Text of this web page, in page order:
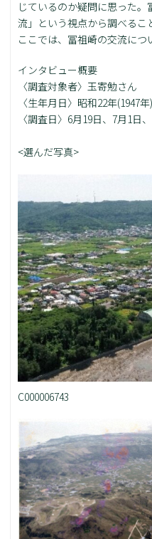
じているのか疑問に思った
流」という視点から調べるこ
ここでは、冨祖崎の交流につ
インタビュー概要
〈調査対象者〉玉寄勉さん
〈生年月日〉昭和22年(1947
〈調査日〉6月19日、7月1日
<選んだ写真>
C000006743